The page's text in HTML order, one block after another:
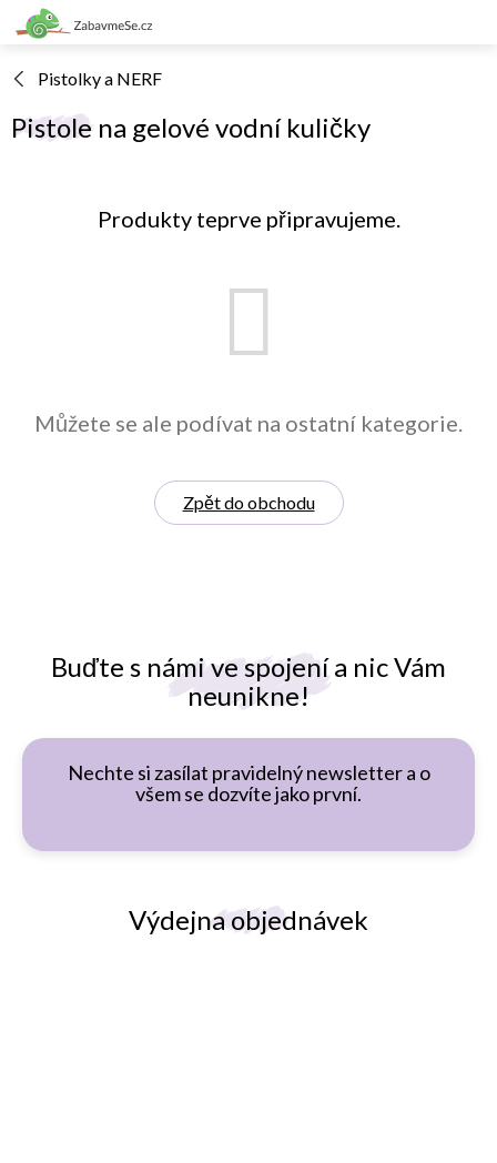
Přejít
na
Pistolky a NERF
Pistole na gelové vodní kuličky
Produkty teprve připravujeme.
Můžete se ale podívat na ostatní kategorie.
Zpět do obchodu
Buďte s námi ve spojení a nic Vám
neunikne!
Nechte si zasílat pravidelný newsletter a o
všem se dozvíte jako první.
Výdejna objednávek